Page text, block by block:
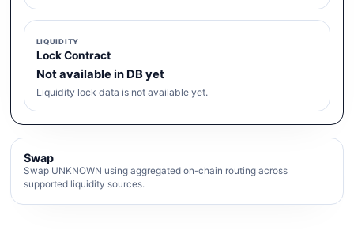
LIQUIDITY
Lock Contract
Not available in DB yet
Liquidity lock data is not available yet.
Swap
Swap UNKNOWN using aggregated on-chain routing across
supported liquidity sources.